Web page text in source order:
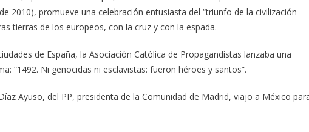
2010), promueve una celebración entusiasta del “triunfo de la civilización
tierras de los europeos, con la cruz y con la espada.
de España, la Asociación Católica de Propagandistas lanzaba una
“1492. Ni genocidas ni esclavistas: fueron héroes y santos”.
Ayuso, del PP, presidenta de la Comunidad de Madrid, viajo a México